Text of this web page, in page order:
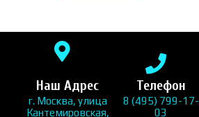
Наш Адрес
г. Москва, улица
Кантемировская,
Телефон
8 (495) 799-17-
03